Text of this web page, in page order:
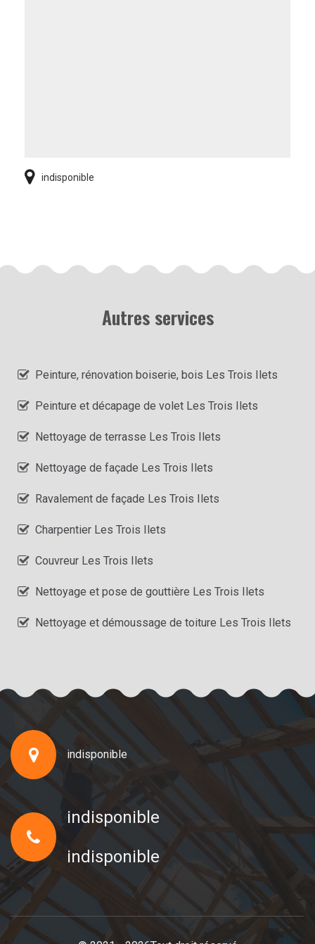
indisponible
Autres services
Peinture, rénovation boiserie, bois Les Trois Ilets
Peinture et décapage de volet Les Trois Ilets
Nettoyage de terrasse Les Trois Ilets
Nettoyage de façade Les Trois Ilets
Ravalement de façade Les Trois Ilets
Charpentier Les Trois Ilets
Couvreur Les Trois Ilets
Nettoyage et pose de gouttière Les Trois Ilets
Nettoyage et démoussage de toiture Les Trois Ilets
indisponible
indisponible
indisponible